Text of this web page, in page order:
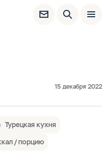
15 декабря 2022
Турецкая кухня
/ порцию